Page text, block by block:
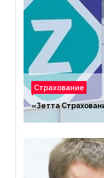
Страхование
«Зетта